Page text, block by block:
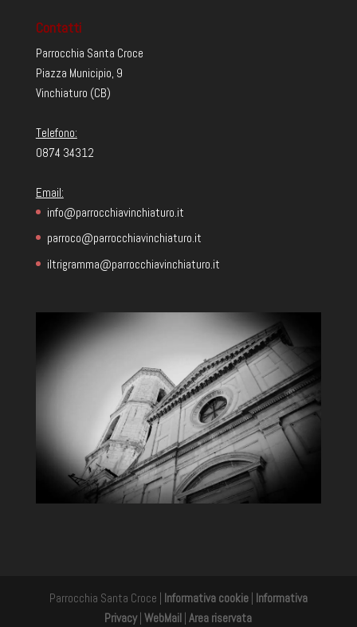
Contatti
Parrocchia Santa Croce
Piazza Municipio, 9
Vinchiaturo (CB)
Telefono:
0874 34312
Email:
info@parrocchiavinchiaturo.it
parroco@parrocchiavinchiaturo.it
iltrigramma@parrocchiavinchiaturo.it
Parrocchia Santa Croce | Informativa cookie| Informativa
Privacy|WebMail |Area riservata